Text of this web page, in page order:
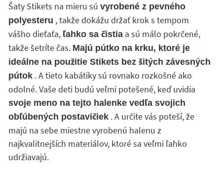
Šaty Stikets na mieru sú vyrobené z pevného
polyesteru , takže dokážu držať krok s tempom
vášho dieťaťa, ľahko sa čistiaa sú málo pokrčené,
takže šetríte čas. Majú pútko na krku, ktoré je
ideálne na použitie Stikets bez šitých závesných
pútok. A tieto kabátiky sú rovnako rozkošné ako
odolné. Vaše deti budú veľmi potešené, keď uvidia
svoje meno na tejto halenke vedľa svojich
obľúbených postavičiek. A určite vás poteší, že
majú na sebe miestne vyrobenú halenu z
najkvalitnejších materiálov, ktoré sa veľmi ľahko
udržiavajú.